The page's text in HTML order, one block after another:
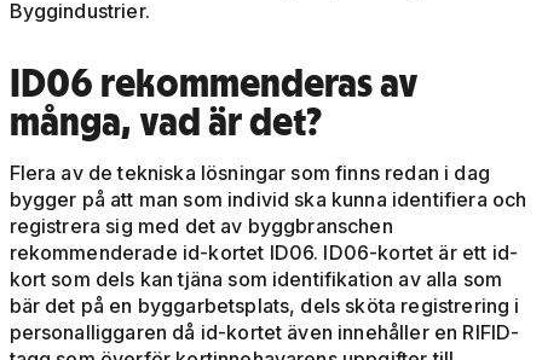
Byggindustrier.
ID06 rekommenderas av
många, vad är det?
Flera av de tekniska lösningar som finns redan i dag
bygger på att man som individ ska kunna identifiera och
registrera sig med det av byggbranschen
rekommenderade id-kortet ID06. ID06-kortet är ett id-
kort som dels kan tjäna som identifikation av alla som
bär det på en byggarbetsplats, dels sköta registrering i
personalliggaren då id-kortet även innehåller en RIFID-